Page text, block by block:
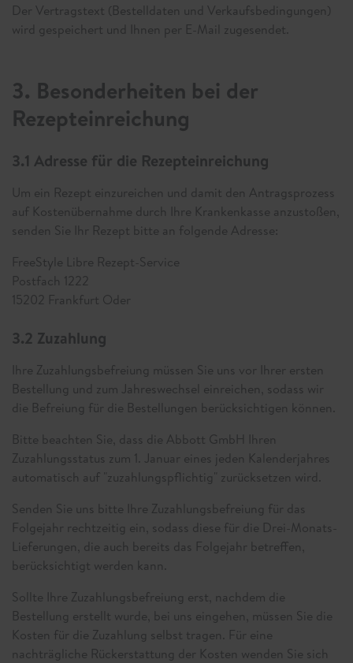
Der Vertragstext (Bestelldaten und Verkaufsbedingungen)
wird gespeichert und Ihnen per E-Mail zugesendet.
3. Besonderheiten bei der
Rezepteinreichung
3.1 Adresse für die Rezepteinreichung
Um ein Rezept einzureichen und damit den Antragsprozess
auf Kostenübernahme durch Ihre Krankenkasse anzustoßen,
senden Sie Ihr Rezept bitte an folgende Adresse:
FreeStyle Libre Rezept-Service
Postfach 1222
15202 Frankfurt Oder
3.2 Zuzahlung
Ihre Zuzahlungsbefreiung müssen Sie uns vor Ihrer ersten
Bestellung und zum Jahreswechsel einreichen, sodass wir
die Befreiung für die Bestellungen berücksichtigen können.
Bitte beachten Sie, dass die Abbott GmbH Ihren
Zuzahlungsstatus zum 1. Januar eines jeden Kalenderjahres
automatisch auf "zuzahlungspflichtig" zurücksetzen wird.
Senden Sie uns bitte Ihre Zuzahlungsbefreiung für das
Folgejahr rechtzeitig ein, sodass diese für die Drei-Monats-
Lieferungen, die auch bereits das Folgejahr betreffen,
berücksichtigt werden kann.
Sollte Ihre Zuzahlungsbefreiung erst, nachdem die
Bestellung erstellt wurde, bei uns eingehen, müssen Sie die
Kosten für die Zuzahlung selbst tragen. Für eine
nachträgliche Rückerstattung der Kosten wenden Sie sich